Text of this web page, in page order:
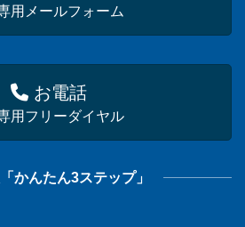
用メールフォーム
お電話
用フリーダイヤル
かんたん3ステップ」